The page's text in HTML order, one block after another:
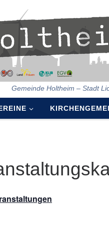
Gemeinde Holtheim – Stadt